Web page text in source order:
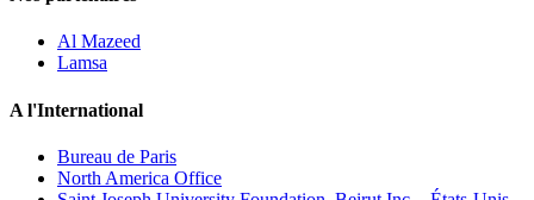
Al Mazeed
Lamsa
A l'International
Bureau de Paris
North America Office